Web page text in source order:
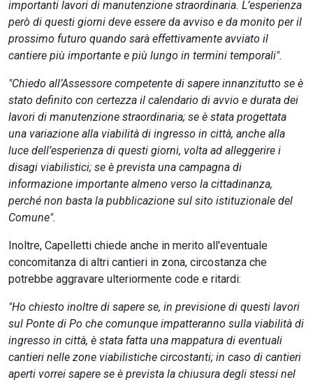
importanti lavori di manutenzione straordinaria. L’esperienza
però di questi giorni deve essere da avviso e da monito per il
prossimo futuro quando sarà effettivamente avviato il
cantiere più importante e più lungo in termini temporali".
"Chiedo all’Assessore competente di sapere innanzitutto se è
stato definito con certezza il calendario di avvio e durata dei
lavori di manutenzione straordinaria; se è stata progettata
una variazione alla viabilità di ingresso in città, anche alla
luce dell’esperienza di questi giorni, volta ad alleggerire i
disagi viabilistici; se è prevista una campagna di
informazione importante almeno verso la cittadinanza,
perché non basta la pubblicazione sul sito istituzionale del
Comune".
Inoltre, Capelletti chiede anche in merito all'eventuale
concomitanza di altri cantieri in zona, circostanza che
potrebbe aggravare ulteriormente code e ritardi:
"Ho chiesto inoltre di sapere se, in previsione di questi lavori
sul Ponte di Po che comunque impatteranno sulla viabilità di
ingresso in città, è stata fatta una mappatura di eventuali
cantieri nelle zone viabilistiche circostanti; in caso di cantieri
aperti vorrei sapere se è prevista la chiusura degli stessi nel